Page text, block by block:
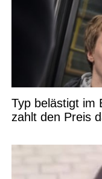
Typ belästigt im
zahlt den Preis